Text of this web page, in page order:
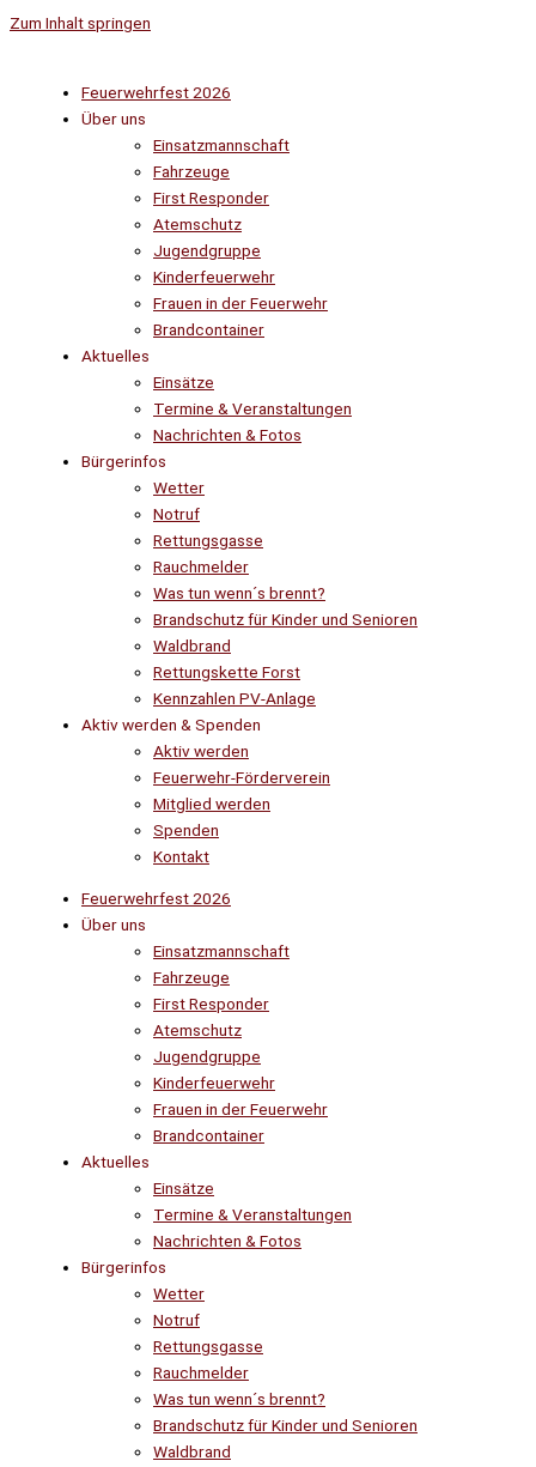
Zum Inhalt springen
Feuerwehrfest 2026
Über uns
Einsatzmannschaft
Fahrzeuge
First Responder
Atemschutz
Jugendgruppe
Kinderfeuerwehr
Frauen in der Feuerwehr
Brandcontainer
Aktuelles
Einsätze
Termine & Veranstaltungen
Nachrichten & Fotos
Bürgerinfos
Wetter
Notruf
Rettungsgasse
Rauchmelder
Was tun wenn´s brennt?
Brandschutz für Kinder und Senioren
Waldbrand
Rettungskette Forst
Kennzahlen PV-Anlage
Aktiv werden & Spenden
Aktiv werden
Feuerwehr-Förderverein
Mitglied werden
Spenden
Kontakt
Feuerwehrfest 2026
Über uns
Einsatzmannschaft
Fahrzeuge
First Responder
Atemschutz
Jugendgruppe
Kinderfeuerwehr
Frauen in der Feuerwehr
Brandcontainer
Aktuelles
Einsätze
Termine & Veranstaltungen
Nachrichten & Fotos
Bürgerinfos
Wetter
Notruf
Rettungsgasse
Rauchmelder
Was tun wenn´s brennt?
Brandschutz für Kinder und Senioren
Waldbrand